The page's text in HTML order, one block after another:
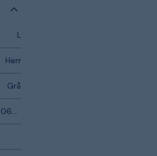
L
Herr
Grå
7332515206633